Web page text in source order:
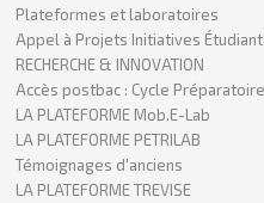
Plateformes et laboratoires
Appel à Projets Initiatives
RECHERCHE & INNOVATION
Accès postbac : Cycle
LA PLATEFORME Mob.E-Lab
LA PLATEFORME PETRILAB
Témoignages d'anciens
LA PLATEFORME TREVISE